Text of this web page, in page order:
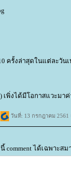
ครั้งล่าสุดในแต่ละวัน
พิ่งได้มีโอกาสแวะมาค่
วันที่: 13 กรกฎาคม 2561
comment ได้เฉพาะสม